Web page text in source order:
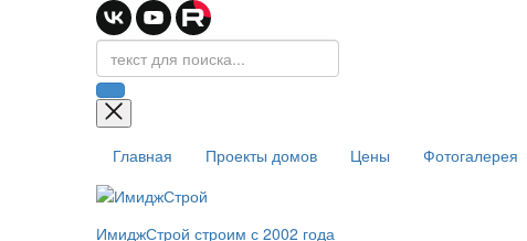
Главная Проекты домов Цены Фотогалерея
ИмиджСтрой строим с 2002 года